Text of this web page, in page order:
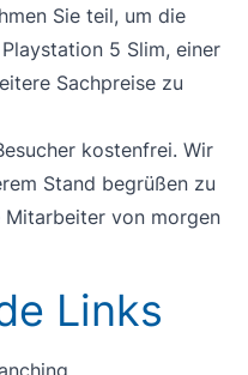
Sie teil, um die
5 Slim, einer
Sachpreise zu
kostenfrei. Wir
Stand begrüßen zu
von morgen
Links